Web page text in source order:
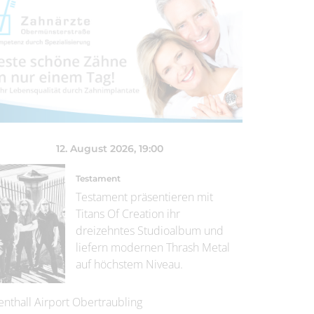
12. August 2026, 19:00
Testament
Testament präsentieren mit
Titans Of Creation ihr
dreizehntes Studioalbum und
liefern modernen Thrash Metal
auf höchstem Niveau.
Airport Obertraubling